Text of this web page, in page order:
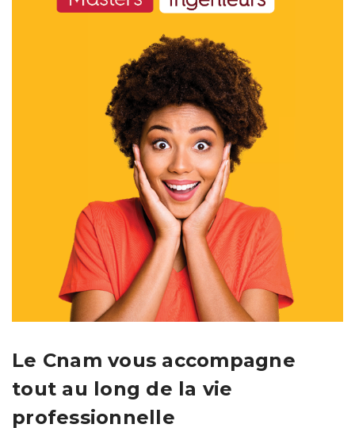
Le Cnam vous accompagne
tout au long de la vie
professionnelle